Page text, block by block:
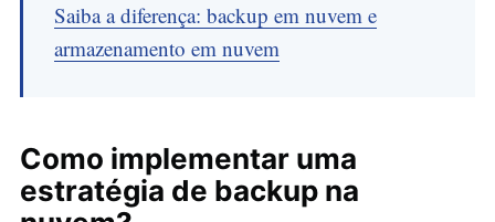
Saiba a diferença: backup em nuvem e
armazenamento em nuvem
Como implementar uma
estratégia de backup na